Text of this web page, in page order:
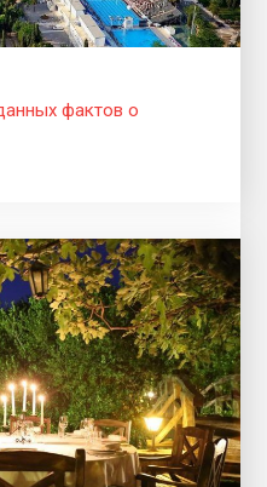
фактов о